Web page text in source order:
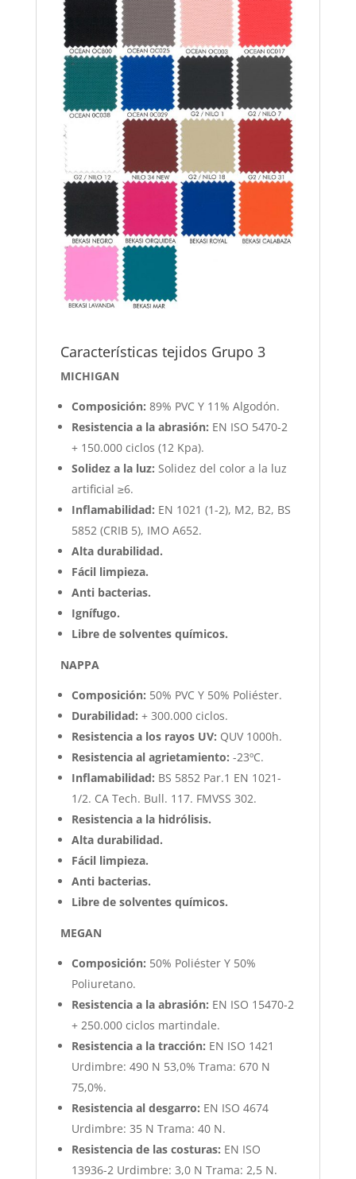
Características tejidos Grupo 3
MICHIGAN
Composición: 89% PVC Y 11% Algodón.
Resistencia a la abrasión: EN ISO 5470-2
+ 150.000 ciclos (12 Kpa).
Solidez a la luz: Solidez del color a la luz
artificial ≥6.
Inflamabilidad: EN 1021 (1-2), M2, B2, BS
5852 (CRIB 5), IMO A652.
Alta durabilidad.
Fácil limpieza.
Anti bacterias.
Ignífugo.
Libre de solventes químicos.
NAPPA
Composición: 50% PVC Y 50% Poliéster.
Durabilidad: + 300.000 ciclos.
Resistencia a los rayos UV: QUV 1000h.
Resistencia al agrietamiento: -23ºC.
Inflamabilidad: BS 5852 Par.1 EN 1021-
1/2. CA Tech. Bull. 117. FMVSS 302.
Resistencia a la hidrólisis.
Alta durabilidad.
Fácil limpieza.
Anti bacterias.
Libre de solventes químicos.
MEGAN
Composición: 50% Poliéster Y 50%
Poliuretano.
Resistencia a la abrasión: EN ISO 15470-2
+ 250.000 ciclos martindale.
Resistencia a la tracción: EN ISO 1421
Urdimbre: 490 N 53,0% Trama: 670 N
75,0%.
Resistencia al desgarro: EN ISO 4674
Urdimbre: 35 N Trama: 40 N.
Resistencia de las costuras: EN ISO
13936-2 Urdimbre: 3,0 N Trama: 2,5 N.